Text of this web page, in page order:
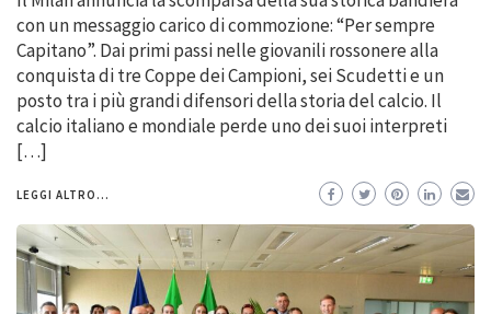
con un messaggio carico di commozione: “Per sempre
Capitano”. Dai primi passi nelle giovanili rossonere alla
conquista di tre Coppe dei Campioni, sei Scudetti e un
posto tra i più grandi difensori della storia del calcio. Il
calcio italiano e mondiale perde uno dei suoi interpreti
[…]
LEGGI ALTRO...